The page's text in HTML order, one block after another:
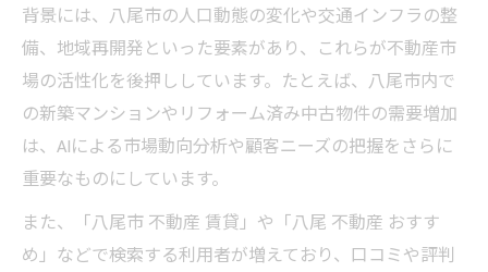
背景には、八尾市の人口動態の変化や交通インフラの整
備、地域再開発といった要素があり、これらが不動産市
場の活性化を後押ししています。たとえば、八尾市内で
の新築マンションやリフォーム済み中古物件の需要増加
は、AIによる市場動向分析や顧客ニーズの把握をさらに
重要なものにしています。
また、「八尾市 不動産 賃貸」や「八尾 不動産 おすす
め」などで検索する利用者が増えており、口コミや評判